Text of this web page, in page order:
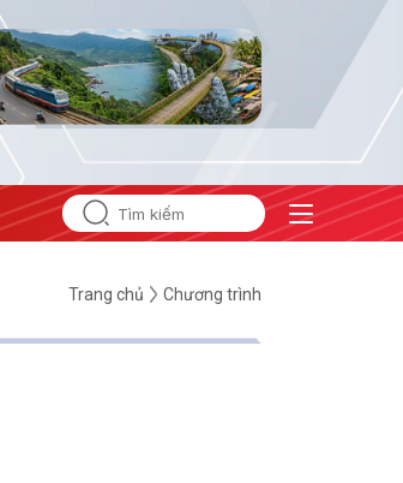
#Hội nghị Trung ương 3
Trang chủ Chương trình